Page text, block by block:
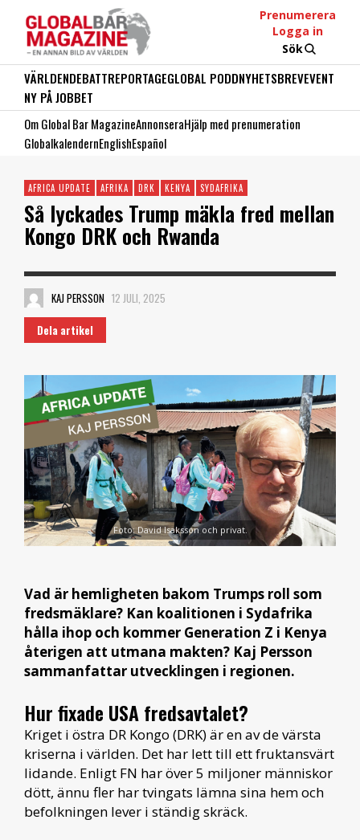
Prenumerera
Logga in
Sök
VÄRLDENDEBATTREPORTAGEGLOBAL PODDNYHETSBREVEVENT
NY PÅ JOBBET
Om Global Bar MagazineAnnonseraHjälp med prenumeration
GlobalkalendernEnglishEspañol
AFRICA UPDATE AFRIKA DRK KENYA SYDAFRIKA
Så lyckades Trump mäkla fred mellan
Kongo DRK och Rwanda
KAJ PERSSON 12 JULI, 2025
Dela artikel
Foto: David Isaksson och privat.
Vad är hemligheten bakom Trumps roll som
fredsmäklare? Kan koalitionen i Sydafrika
hålla ihop och kommer Generation Z i Kenya
återigen att utmana makten? Kaj Persson
sammanfattar utvecklingen i regionen.
Hur fixade USA fredsavtalet?
Kriget i östra DR Kongo (DRK) är en av de värsta
kriserna i världen. Det har lett till ett fruktansvärt
lidande. Enligt FN har över 5 miljoner människor
dött, ännu fler har tvingats lämna sina hem och
befolkningen lever i ständig skräck.